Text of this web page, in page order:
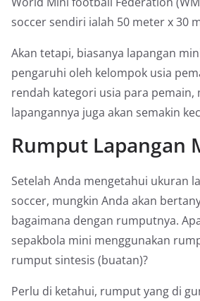
soccer sendiri ialah 50 meter x 30
Akan tetapi, biasanya lapangan
pengaruhi oleh kelompok usia
rendah kategori usia para pemain,
lapangannya juga akan semakin
Rumput Lapangan
Setelah Anda mengetahui ukuran
soccer, mungkin Anda akan
bagaimana dengan rumputnya.
sepakbola mini menggunakan
rumput sintesis (buatan)?
Perlu di ketahui, rumput yang di